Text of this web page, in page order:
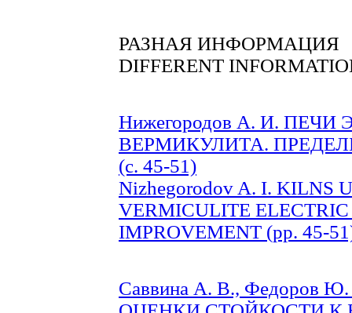
РАЗНАЯ ИНФОРМАЦИЯ
DIFFERENT
Нижегородов А. И.
ВЕРМИКУЛИТА.
(с. 45-51)
Nizhegorodov A. I. KILNS
VERMICULITE
IMPROVEMENT (pp. 45-
Саввина А. В.,